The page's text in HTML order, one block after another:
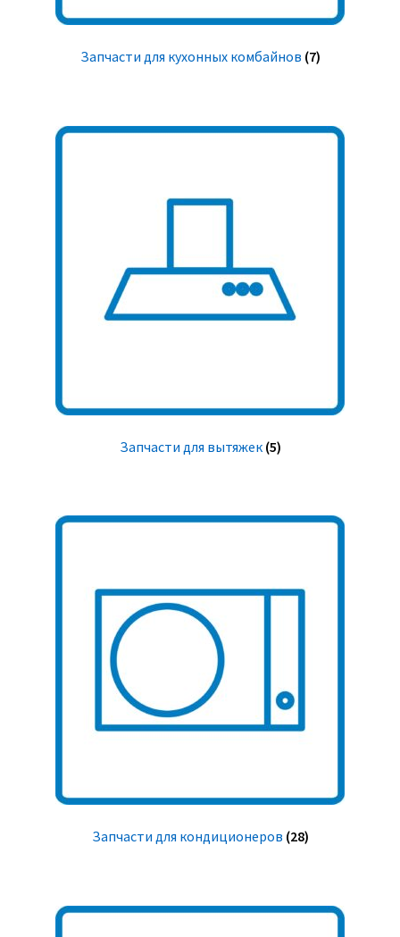
Запчасти для кухонных комбайнов (7)
Запчасти для вытяжек (5)
Запчасти для кондиционеров (28)